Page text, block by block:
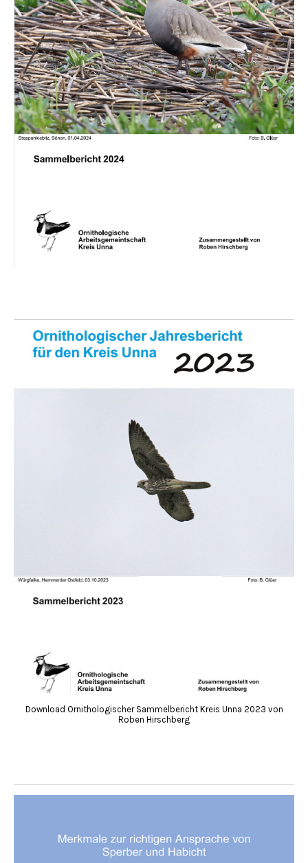
Download Ornithologischer Sammelbericht Kreis Unna 2023 von
Roben Hirschberg